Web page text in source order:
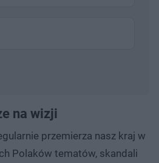
na wizji
przemierza nasz kraj w
Polaków tematów, skandali